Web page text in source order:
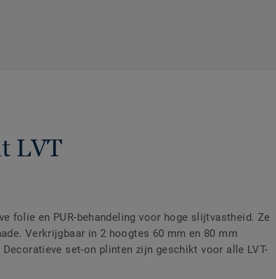
LVT
folie en PUR-behandeling voor hoge slijtvastheid. Ze
Verkrijgbaar in 2 hoogtes 60 mm en 80 mm
set-on plinten zijn geschikt voor alle LVT-